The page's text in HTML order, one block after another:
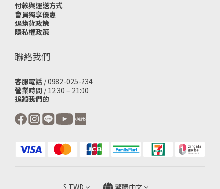
付款與運送方式
會員獨享優惠
退換貨政策
隱私權政策
聯絡我們
客服電話 / 0982-025-234
營業時間 / 12:30 – 21:00
追蹤我們的
$ TWD 繁體中文